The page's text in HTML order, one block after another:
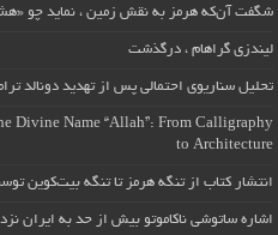
شگفت آن‌که هرمز به نقش زمین ، نماید چو
لیندزی گراهام ، درگذشت
تحلیل سناریوی احتمالی پس از تهدید دونالد
Divine Name “Allah”: From Calligraphy
to Architecture
انتشار کتاب از تنگه هرمز تا تنگه بیت‌کوین
اشاره ساتوشی ناکاموتو بیش از حد به ایران